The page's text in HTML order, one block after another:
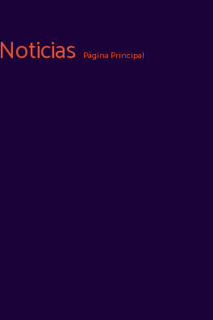
Noticias Página Principal